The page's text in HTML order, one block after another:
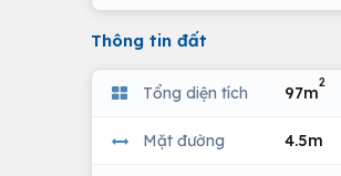
Thông tin đất
Tổng diện tích 97m
2
Mặt đường 4.5m